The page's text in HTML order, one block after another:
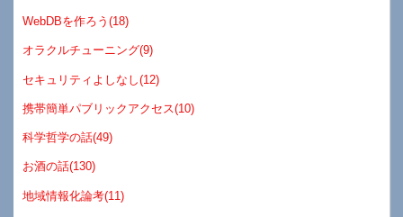
WebDBを作ろう(18)
オラクルチューニング(9)
セキュリティよしなし(12)
携帯簡単パブリックアクセス(10)
科学哲学の話(49)
お酒の話(130)
地域情報化論考(11)